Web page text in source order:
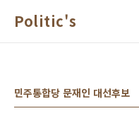
Politic's
민주통합당 문재인 대선후보